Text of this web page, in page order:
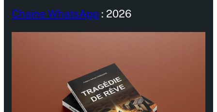
Chaine WhatsApp : 2026